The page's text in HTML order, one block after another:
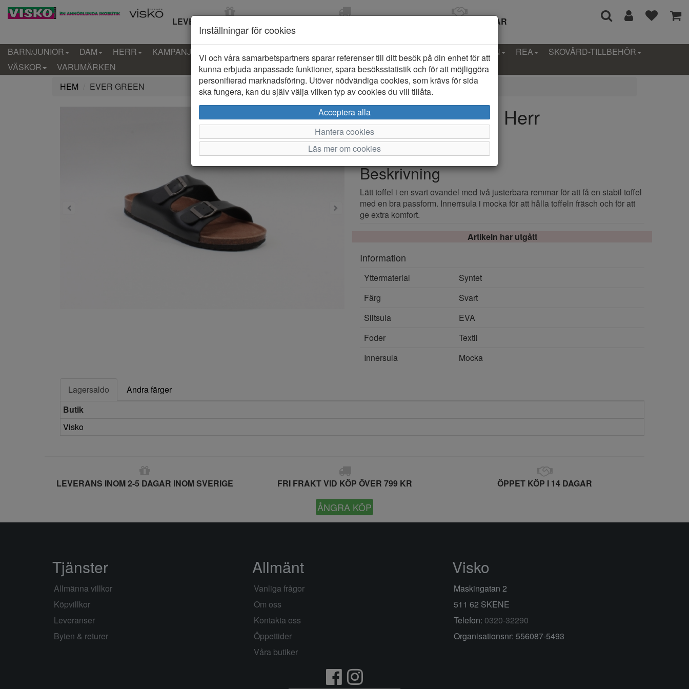
LEVERANS INOM 2-5 DAGAR ÖPPET KÖP I 14 DAGAR
BARN/JUNIOR DAM HERR KAMPANJ KLÄDER-BARN PROVKOLLEKTION REA
SKOVÅRD-TILLBEHÖR
VÄSKOR
VARUMÄRKEN
HEM
EVER GREEN
Ever green Toffel Herr
Varumärke: Ever green
Artikelnummer: 2512471
Beskrivning
Lätt toffel i en svart ovandel med två justerbara remmar för att få en stabil toffel
med en bra passform. Innerrsula i mocka för att hålla toffeln fräsch och för att
ge extra komfort.
Artikeln har utgått
Information
Yttermaterial
Syntet
Färg
Svart
Slitsula
EVA
Foder
Textil
Innersula
Mocka
Lagersaldo
Andra färger
Butik
Visko
LEVERANS INOM 2-5 DAGAR INOM SVERIGE FRI FRAKT VID KÖP ÖVER 799 KR ÖPPET KÖP I 14 DAGAR
ÅNGRA KÖP
Inställningar för cookies
Vi och våra samarbetspartners sparar referenser till ditt besök på din enhet för att
kunna erbjuda anpassade funktioner, spara besöksstatistik och för att möjliggöra
personifierad marknadsföring. Utöver nödvändiga cookies, som krävs för sida
ska fungera, kan du själv välja vilken typ av cookies du vill tillåta.
Acceptera alla
Hantera cookies
Läs mer om cookies
Tjänster
Allmänna villkor
Köpvillkor
Leveranser
Byten & returer
Allmänt
Vanliga frågor
Om oss
Kontakta oss
Öppettider
Våra butiker
Visko
Maskingatan 2
511 62 SKENE
Telefon: 0320-32290
Organisationsnr: 556087-5493